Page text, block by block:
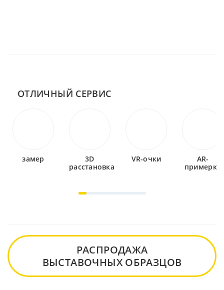
ОТЛИЧНЫЙ СЕРВИС
замер
3D
расстановка
VR-очки
AR-
примерка
РАСПРОДАЖА
ВЫСТАВОЧНЫХ ОБРАЗЦОВ